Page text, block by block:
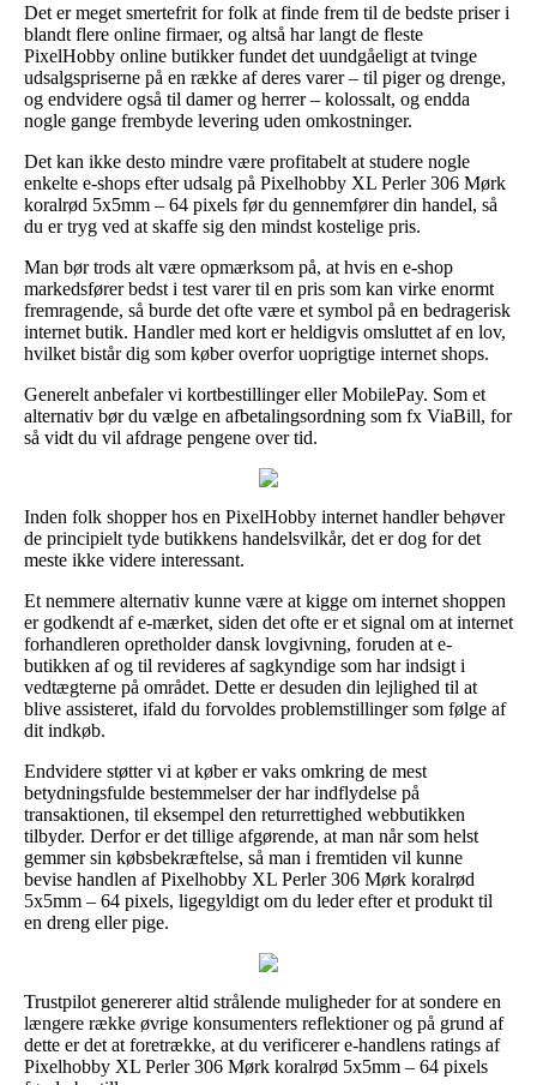
Det er meget smertefrit for folk at finde frem til de bedste priser i
blandt flere online firmaer, og altså har langt de fleste
PixelHobby online butikker fundet det uundgåeligt at tvinge
udsalgspriserne på en række af deres varer – til piger og drenge,
og endvidere også til damer og herrer – kolossalt, og endda
nogle gange frembyde levering uden omkostninger.
Det kan ikke desto mindre være profitabelt at studere nogle
enkelte e-shops efter udsalg på Pixelhobby XL Perler 306 Mørk
koralrød 5x5mm – 64 pixels før du gennemfører din handel, så
du er tryg ved at skaffe sig den mindst kostelige pris.
Man bør trods alt være opmærksom på, at hvis en e-shop
markedsfører bedst i test varer til en pris som kan virke enormt
fremragende, så burde det ofte være et symbol på en bedragerisk
internet butik. Handler med kort er heldigvis omsluttet af en lov,
hvilket bistår dig som køber overfor uoprigtige internet shops.
Generelt anbefaler vi kortbestillinger eller MobilePay. Som et
alternativ bør du vælge en afbetalingsordning som fx ViaBill, for
så vidt du vil afdrage pengene over tid.
Inden folk shopper hos en PixelHobby internet handler behøver
de principielt tyde butikkens handelsvilkår, det er dog for det
meste ikke videre interessant.
Et nemmere alternativ kunne være at kigge om internet shoppen
er godkendt af e-mærket, siden det ofte er et signal om at internet
forhandleren opretholder dansk lovgivning, foruden at e-
butikken af og til revideres af sagkyndige som har indsigt i
vedtægterne på området. Dette er desuden din lejlighed til at
blive assisteret, ifald du forvoldes problemstillinger som følge af
dit indkøb.
Endvidere støtter vi at køber er vaks omkring de mest
betydningsfulde bestemmelser der har indflydelse på
transaktionen, til eksempel den returrettighed webbutikken
tilbyder. Derfor er det tillige afgørende, at man når som helst
gemmer sin købsbekræftelse, så man i fremtiden vil kunne
bevise handlen af Pixelhobby XL Perler 306 Mørk koralrød
5x5mm – 64 pixels, ligegyldigt om du leder efter et produkt til
en dreng eller pige.
Trustpilot genererer altid strålende muligheder for at sondere en
længere række øvrige konsumenters reflektioner og på grund af
dette er det at foretrække, at du verificerer e-handlens ratings af
Pixelhobby XL Perler 306 Mørk koralrød 5x5mm – 64 pixels